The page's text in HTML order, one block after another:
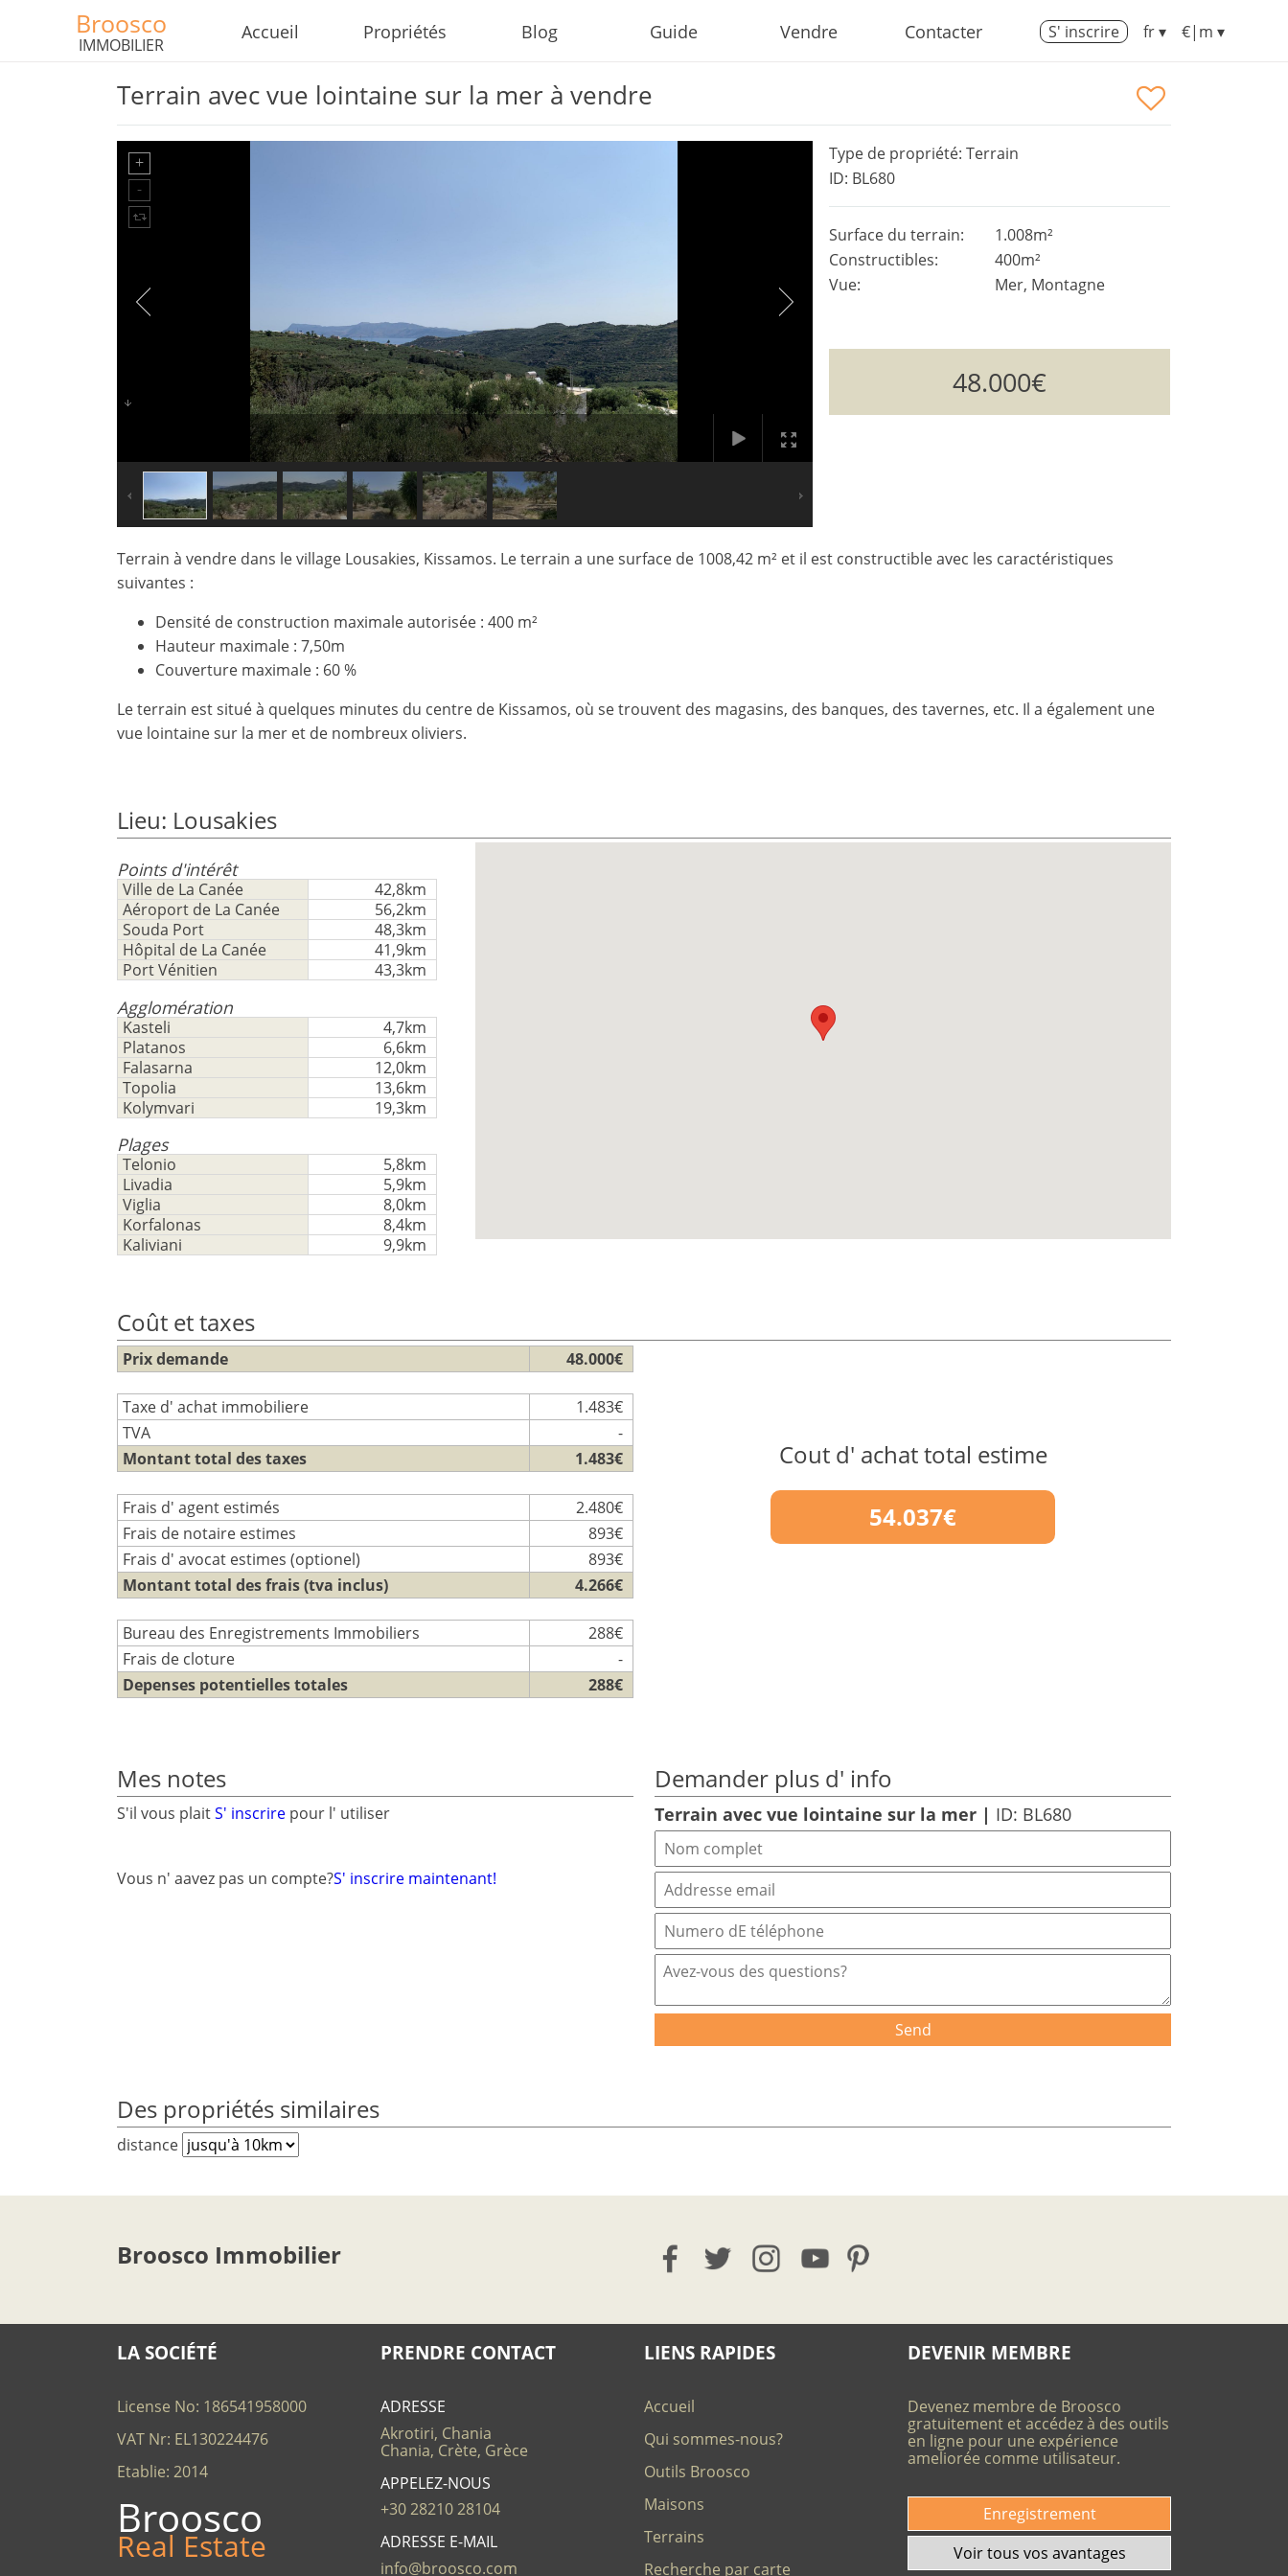
Broosco
IMMOBILIER
Accueil Propriétés Blog Guide Vendre Contacter S' inscrire fr ▾ €|m ▾
Terrain avec vue lointaine sur la mer à vendre
Type de propriété: Terrain
ID: BL680
Surface du terrain:
1.008m²
Constructibles:
400m²
Vue:
Mer, Montagne
48.000€
Terrain à vendre dans le village Lousakies, Kissamos. Le terrain a une surface de 1008,42 m² et il est constructible avec les caractéristiques
suivantes :
Densité de construction maximale autorisée : 400 m²
Hauteur maximale : 7,50m
Couverture maximale : 60 %
Le terrain est situé à quelques minutes du centre de Kissamos, où se trouvent des magasins, des banques, des tavernes, etc. Il a également une
vue lointaine sur la mer et de nombreux oliviers.
Lieu: Lousakies
Points d'intérêt
Ville de La Canée
42,8km
Aéroport de La Canée
56,2km
Souda Port
48,3km
Hôpital de La Canée
41,9km
Port Vénitien
43,3km
Agglomération
Kasteli
4,7km
Platanos
6,6km
Falasarna
12,0km
Topolia
13,6km
Kolymvari
19,3km
Plages
Telonio
5,8km
Livadia
5,9km
Viglia
8,0km
Korfalonas
8,4km
Kaliviani
9,9km
Coût et taxes
Prix demande 48.000€
Taxe d' achat immobiliere
1.483€
TVA
-
Montant total des taxes
1.483€
Frais d' agent estimés
2.480€
Frais de notaire estimes
893€
Frais d' avocat estimes (optionel)
893€
Montant total des frais (tva inclus)
4.266€
Bureau des Enregistrements Immobiliers
288€
Frais de cloture
-
Depenses potentielles totales
288€
Cout d' achat total estime
54.037€
Mes notes
S'il vous plaitS' inscrire pour l' utiliser
Vous n' aavez pas un compte?S' inscrire maintenant!
Demander plus d' info
Terrain avec vue lointaine sur la mer | ID: BL680
Send
Des propriétés similaires
distance
Broosco Immobilier
LA SOCIÉTÉ
License No: 186541958000
VAT Nr: EL130224476
Etablie: 2014
Broosco
Real Estate
PRENDRE CONTACT
ADRESSE
Akrotiri, Chania
Chania, Crète, Grèce
APPELEZ-NOUS
+30 28210 28104
ADRESSE E-MAIL
info@broosco.com
LIENS RAPIDES
Accueil
Qui sommes-nous?
Outils Broosco
Maisons
Terrains
Recherche par carte
DEVENIR MEMBRE
Devenez membre de Broosco
gratuitement et accédez à des outils
en ligne pour une expérience
ameliorée comme utilisateur.
Enregistrement
Voir tous vos avantages
Unités
ft/mi/ft²
Sauvegarder
fonctionnalité